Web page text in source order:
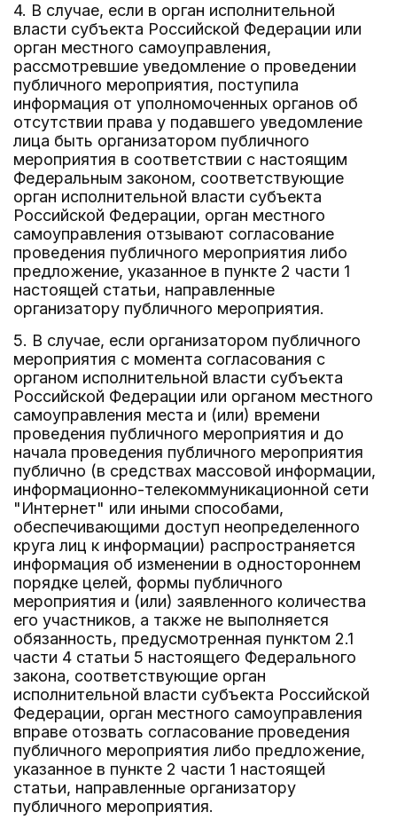
4. В случае, если в орган исполнительной
власти субъекта Российской Федерации или
орган местного самоуправления,
рассмотревшие уведомление о проведении
публичного мероприятия, поступила
информация от уполномоченных органов об
отсутствии права у подавшего уведомление
лица быть организатором публичного
мероприятия в соответствии с настоящим
Федеральным законом, соответствующие
орган исполнительной власти субъекта
Российской Федерации, орган местного
самоуправления отзывают согласование
проведения публичного мероприятия либо
предложение, указанное в пункте 2 части 1
настоящей статьи, направленные
организатору публичного мероприятия.
5. В случае, если организатором публичного
мероприятия с момента согласования с
органом исполнительной власти субъекта
Российской Федерации или органом местного
самоуправления места и (или) времени
проведения публичного мероприятия и до
начала проведения публичного мероприятия
публично (в средствах массовой информации,
информационно-телекоммуникационной сети
"Интернет" или иными способами,
обеспечивающими доступ неопределенного
круга лиц к информации) распространяется
информация об изменении в одностороннем
порядке целей, формы публичного
мероприятия и (или) заявленного количества
его участников, а также не выполняется
обязанность, предусмотренная пунктом 2.1
части 4 статьи 5 настоящего Федерального
закона, соответствующие орган
исполнительной власти субъекта Российской
Федерации, орган местного самоуправления
вправе отозвать согласование проведения
публичного мероприятия либо предложение,
указанное в пункте 2 части 1 настоящей
статьи, направленные организатору
публичного мероприятия.